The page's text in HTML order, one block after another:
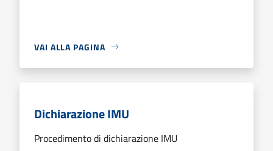
VAI ALLA PAGINA
Dichiarazione IMU
Procedimento di dichiarazione IMU